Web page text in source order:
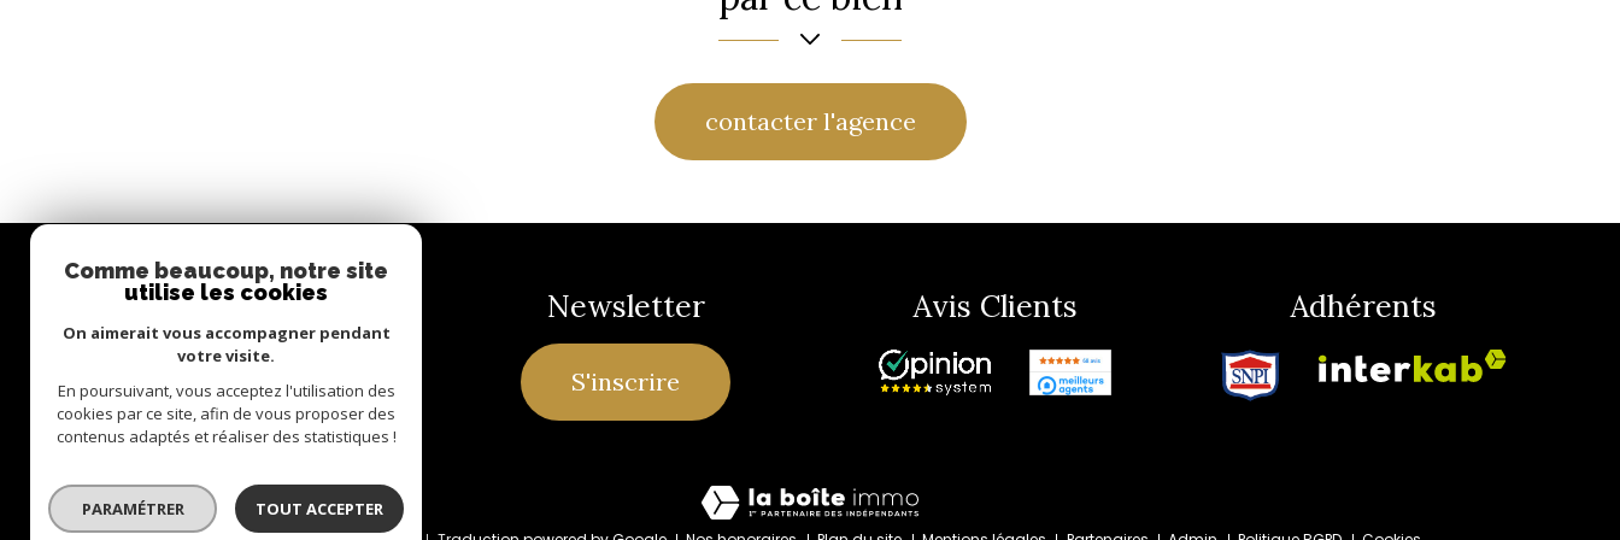
contacter l'agence
Se Connecter
espace propriétaire
Syndic/Gérance
Newsletter
S'inscrire
Avis Clients Adhérents
Comme beaucoup, notre site
utilise les cookies
On aimerait vous accompagner pendant
votre visite.
En poursuivant, vous acceptez l'utilisation des
cookies par ce site, afin de vous proposer des
contenus adaptés et réaliser des statistiques !
PARAMÉTRER TOUT ACCEPTER